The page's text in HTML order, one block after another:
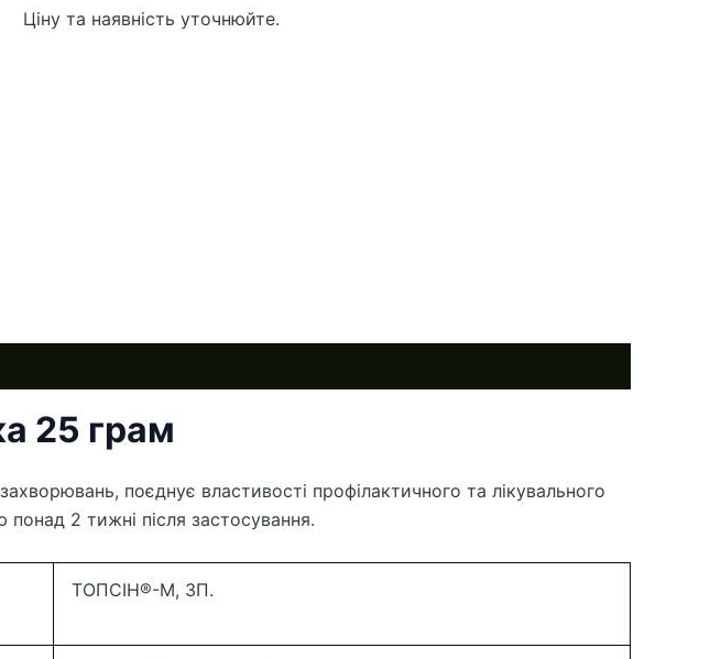
Ціну та наявність уточнюйте.
25 грам
поєднує властивості профілактичного та лікувального
2 тижні після застосування.
ТОПСІН®-М, ЗП.